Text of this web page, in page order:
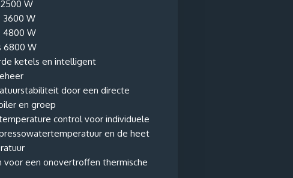
W
3600 W
4800 W
6800 W
ketels en intelligent
door een directe
en groep
control voor individuele
en de heet
voor een onovertroffen thermische